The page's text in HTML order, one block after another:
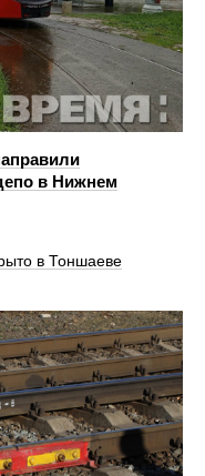
в Нижнем
в Тоншаеве